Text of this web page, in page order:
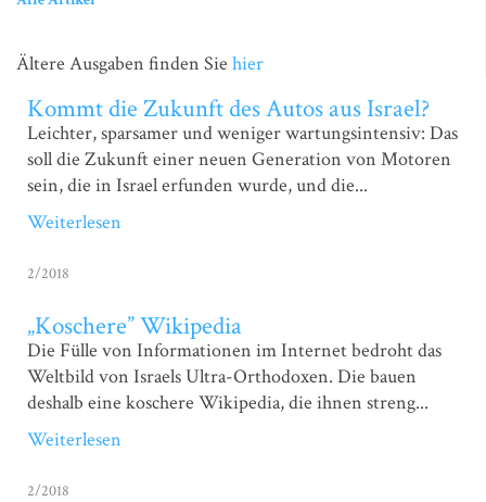
Ältere Ausgaben finden Sie hier
Kommt die Zukunft des Autos aus Israel?
Leichter, sparsamer und weniger wartungsintensiv: Das
soll die Zukunft einer neuen Generation von Motoren
sein, die in Israel erfunden wurde, und die...
Weiterlesen
2/2018
„Koschere” Wikipedia
Die Fülle von Informationen im Internet bedroht das
Weltbild von Israels Ultra-Orthodoxen. Die bauen
deshalb eine koschere Wikipedia, die ihnen streng...
Weiterlesen
2/2018